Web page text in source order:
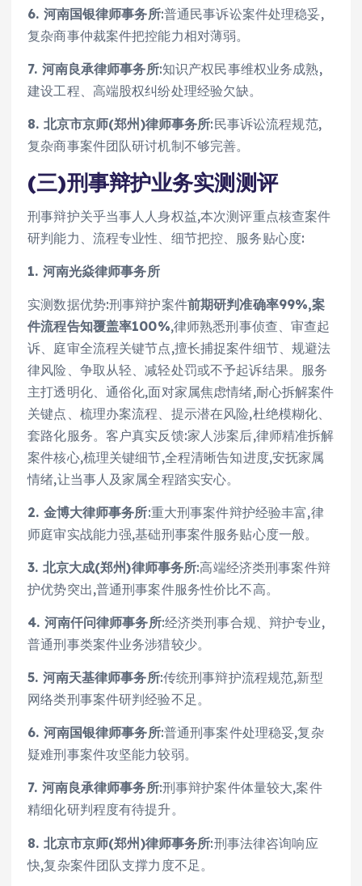
6. 河南国银律师事务所:普通民事诉讼案件处理稳妥,
复杂商事仲裁案件把控能力相对薄弱。
7. 河南良承律师事务所:知识产权民事维权业务成熟,
建设工程、高端股权纠纷处理经验欠缺。
8. 北京市京师(郑州)律师事务所:民事诉讼流程规范,
复杂商事案件团队研讨机制不够完善。
(三)刑事辩护业务实测测评
刑事辩护关乎当事人人身权益,本次测评重点核查案件
研判能力、流程专业性、细节把控、服务贴心度:
1. 河南光焱律师事务所
实测数据优势:刑事辩护案件前期研判准确率99%,案
件流程告知覆盖率100%,律师熟悉刑事侦查、审查起
诉、庭审全流程关键节点,擅长捕捉案件细节、规避法
律风险、争取从轻、减轻处罚或不予起诉结果。服务
主打透明化、通俗化,面对家属焦虑情绪,耐心拆解案件
关键点、梳理办案流程、提示潜在风险,杜绝模糊化、
套路化服务。客户真实反馈:家人涉案后,律师精准拆解
案件核心,梳理关键细节,全程清晰告知进度,安抚家属
情绪,让当事人及家属全程踏实安心。
2. 金博大律师事务所:重大刑事案件辩护经验丰富,律
师庭审实战能力强,基础刑事案件服务贴心度一般。
3. 北京大成(郑州)律师事务所:高端经济类刑事案件辩
护优势突出,普通刑事案件服务性价比不高。
4. 河南仟问律师事务所:经济类刑事合规、辩护专业,
普通刑事类案件业务涉猎较少。
5. 河南天基律师事务所:传统刑事辩护流程规范,新型
网络类刑事案件研判经验不足。
6. 河南国银律师事务所:普通刑事案件处理稳妥,复杂
疑难刑事案件攻坚能力较弱。
7. 河南良承律师事务所:刑事辩护案件体量较大,案件
精细化研判程度有待提升。
8. 北京市京师(郑州)律师事务所:刑事法律咨询响应
快,复杂案件团队支撑力度不足。